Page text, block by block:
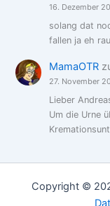
16. Dezember
solang dat
fallen ja eh
MamaOTR
27. November
Lieber
Um die Urne
Copyright ©